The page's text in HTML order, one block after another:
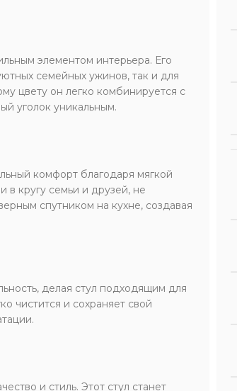
элементом интерьера. Его
семейных ужинов, так и для
цвету он легко комбинируется с
уголок уникальным.
комфорт благодаря мягкой
в кругу семьи и друзей, не
спутником на кухне, создавая
делая стул подходящим для
чистится и сохраняет свой
и стиль. Этот стул станет